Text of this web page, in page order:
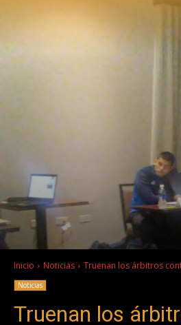
Inicio Noticias Truenan los árbitros
Noticias
Truenan los